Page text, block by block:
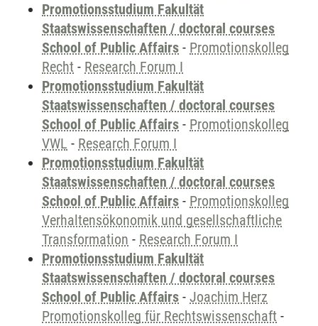
Promotionsstudium Fakultät
Staatswissenschaften / doctoral courses
School of Public Affairs - Promotionskolleg
Recht - Research Forum I
Promotionsstudium Fakultät
Staatswissenschaften / doctoral courses
School of Public Affairs - Promotionskolleg
VWL - Research Forum I
Promotionsstudium Fakultät
Staatswissenschaften / doctoral courses
School of Public Affairs - Promotionskolleg
Verhaltensökonomik und gesellschaftliche
Transformation - Research Forum I
Promotionsstudium Fakultät
Staatswissenschaften / doctoral courses
School of Public Affairs - Joachim Herz
Promotionskolleg für Rechtswissenschaft -